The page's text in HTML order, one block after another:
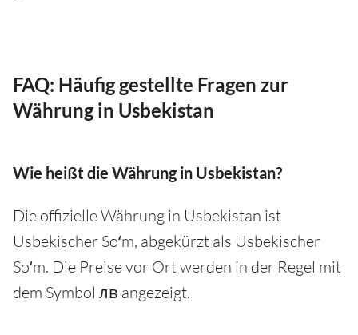
FAQ: Häufig gestellte Fragen zur
Währung in Usbekistan
Wie heißt die Währung in Usbekistan?
Die offizielle Währung in Usbekistan ist
Usbekischer Soʻm, abgekürzt als Usbekischer
Soʻm. Die Preise vor Ort werden in der Regel mit
dem Symbol лв angezeigt.